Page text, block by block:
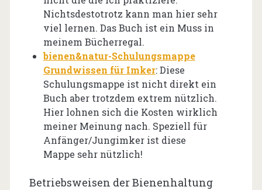
Nichtsdestotrotz kann man hier sehr
viel lernen. Das Buch ist ein Muss in
meinem Bücherregal.
bienen&natur-Schulungsmappe
Grundwissen für Imker: Diese
Schulungsmappe ist nicht direkt ein
Buch aber trotzdem extrem nützlich.
Hier lohnen sich die Kosten wirklich
meiner Meinung nach. Speziell für
Anfänger/Jungimker ist diese
Mappe sehr nützlich!
Betriebsweisen der Bienenhaltung